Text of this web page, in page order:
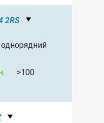
2RS
>100